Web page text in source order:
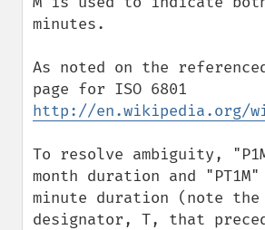
minutes.
As noted on the
http://en.wikipedia.org/
To resolve ambiguity,
month duration and
minute duration (note the
designator, T, that